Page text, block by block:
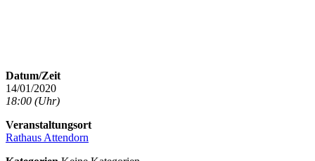
Datum/Zeit
14/01/2020
18:00 (Uhr)
Veranstaltungsort
Rathaus Attendorn